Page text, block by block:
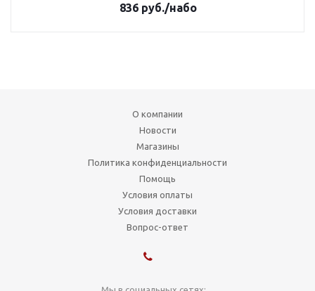
836руб./набо
О компании
Новости
Магазины
Политика конфиденциальности
Помощь
Условия оплаты
Условия доставки
Вопрос-ответ